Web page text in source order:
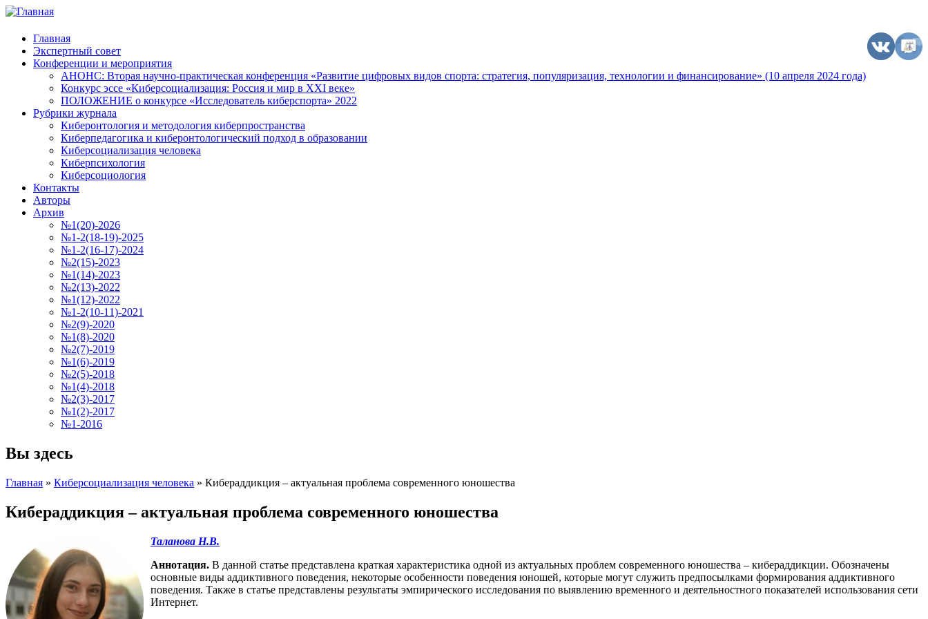
Главная
Экспертный совет
Конференции и мероприятия
АНОНС: Вторая научно-практическая конференция «Развитие цифровых видов спорта: стратегия, популяризация, технологии и финансирование» (10 апреля 2024 года)
Конкурс эссе «Киберсоциализация: Россия и мир в XXI веке»
ПОЛОЖЕНИЕ о конкурсе «Исследователь киберспорта» 2022
Рубрики журнала
Киберонтология и методология киберпространства
Киберпедагогика и киберонтологический подход в образовании
Киберсоциализация человека
Киберпсихология
Киберсоциология
Контакты
Авторы
Архив
№1(20)-2026
№1-2(18-19)-2025
№1-2(16-17)-2024
№2(15)-2023
№1(14)-2023
№2(13)-2022
№1(12)-2022
№1-2(10-11)-2021
№2(9)-2020
№1(8)-2020
№2(7)-2019
№1(6)-2019
№2(5)-2018
№1(4)-2018
№2(3)-2017
№1(2)-2017
№1-2016
Вы здесь
Главная » Киберсоциализация человека » Кибераддикция – актуальная проблема современного юношества
Кибераддикция – актуальная проблема современного юношества
Таланова Н.В.
Аннотация. В данной статье представлена краткая характеристика одной из актуальных проблем современного юношества – кибераддикции. Обозначены
основные виды аддиктивного поведения, некоторые особенности поведения юношей, которые могут служить предпосылками формирования аддиктивного
поведения. Также в статье представлены результаты эмпирического исследования по выявлению временного и деятельностного показателей использования сети
Интернет.